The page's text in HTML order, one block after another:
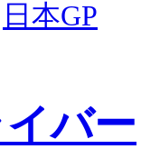
日本GP
バー